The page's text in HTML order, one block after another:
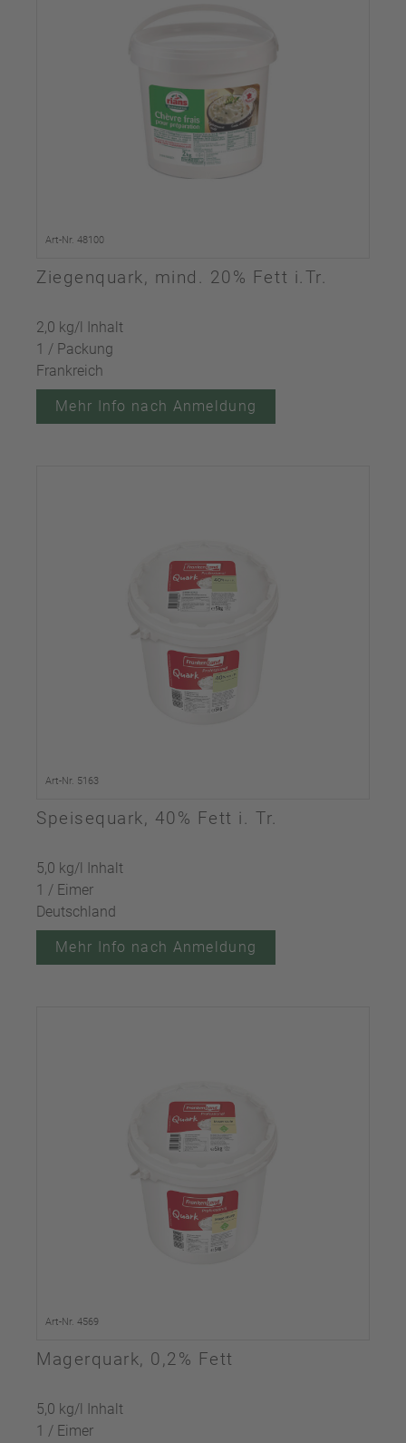
Art-Nr. 48100
Ziegenquark, mind. 20% Fett i.Tr.
2,0 kg/l Inhalt
1 / Packung
Frankreich
Mehr Info nach Anmeldung
Art-Nr. 5163
Speisequark, 40% Fett i. Tr.
5,0 kg/l Inhalt
1 / Eimer
Deutschland
Mehr Info nach Anmeldung
Art-Nr. 4569
Magerquark, 0,2% Fett
5,0 kg/l Inhalt
1 / Eimer